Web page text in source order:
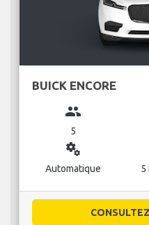
BUICK ENCORE
group
5
miscellaneous_services
Automatique 5